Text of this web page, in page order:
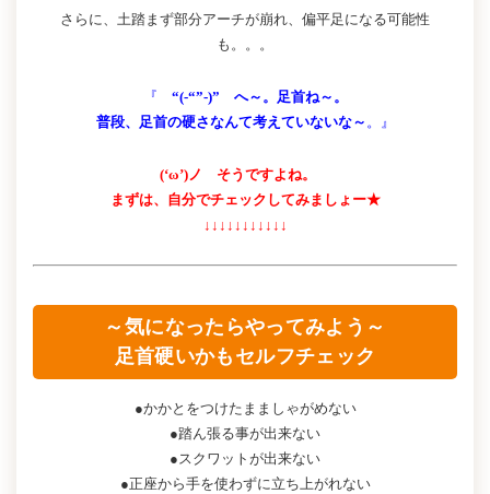
さらに、土踏まず部分アーチが崩れ、偏平足になる可能性
も。。。
『 “(-“”-)” へ～。足首ね～。
普段、足首の硬さなんて考えていないな～ 。』
(‘ω’)ノ そうですよね。
まずは、自分でチェックしてみましょー★
↓↓↓↓↓↓↓↓↓↓↓
～気になったらやってみよう～
足首硬いかもセルフチェック
●かかとをつけたまましゃがめない
●踏ん張る事が出来ない
●スクワットが出来ない
●正座から手を使わずに立ち上がれない